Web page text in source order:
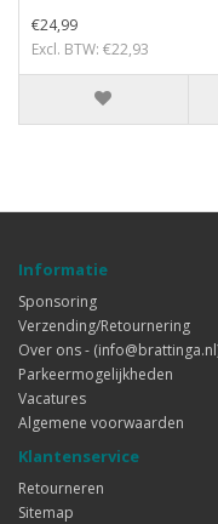
€24,99
Excl. BTW: €22,93
Informatie
Sponsoring
Verzending/Retournering
Over ons -
Parkeermogelijkheden
Vacatures
Algemene voorwaarden
Klantenservice
Retourneren
Sitemap